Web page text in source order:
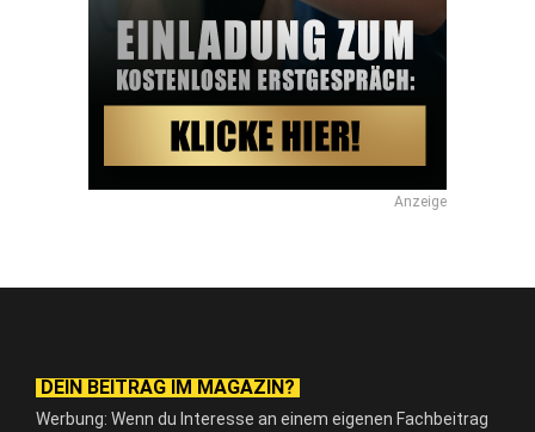
Anzeige
DEIN BEITRAG IM MAGAZIN?
Werbung: Wenn du Interesse an einem eigenen Fachbeitrag